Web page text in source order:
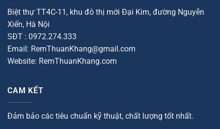
Biệt thự TT4C-11, khu đô thị mới Đại Kim, đường Nguyễn
Xiển, Hà Nội
SĐT : 0972.274.333
Email: RemThuanKhang@gmail.com
Website: RemThuanKhang.com
CAM KẾT
Đảm bảo các tiêu chuẩn kỹ thuật, chất lượng tốt nhất.